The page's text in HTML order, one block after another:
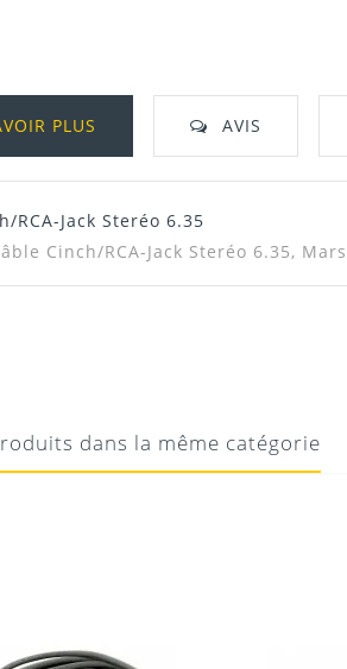
PLUS AVIS
RCA-Jack Steréo 6.35
Cinch/RCA-Jack Steréo 6.35,
dans la même catégorie